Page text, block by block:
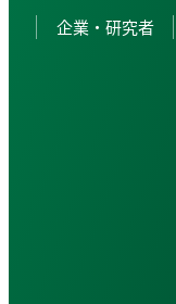
企業・研究者